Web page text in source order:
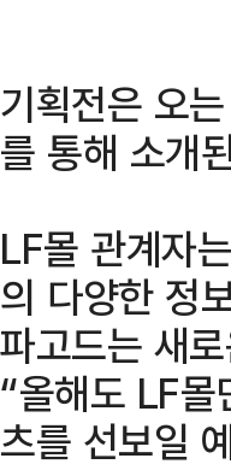
기획전은 오
를 통해 소개
LF몰 관계자
의 다양한 정
파고드는 새
“올해도 LF
츠를 선보일